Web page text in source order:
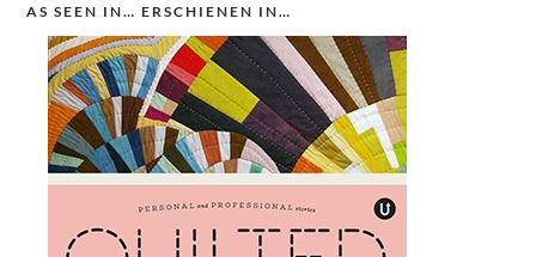
AS SEEN IN… ERSCHIENEN IN…